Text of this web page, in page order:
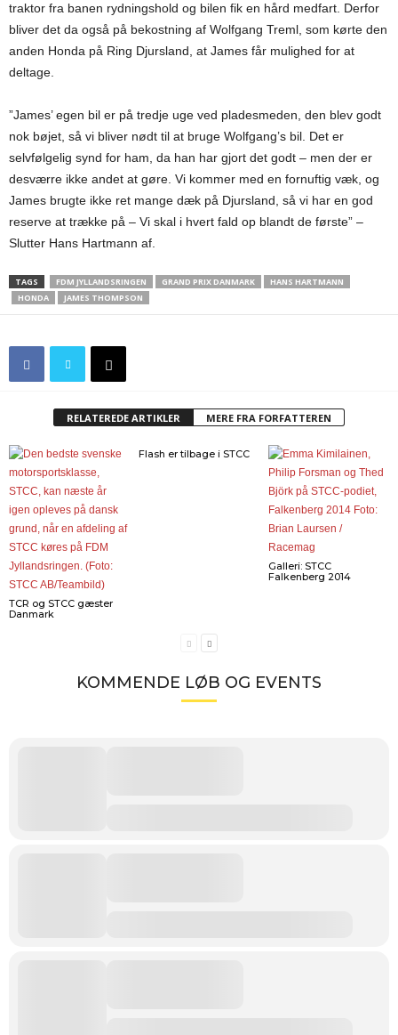
traktor fra banen rydningshold og bilen fik en hård medfart. Derfor
bliver det da også på bekostning af Wolfgang Treml, som kørte den
anden Honda på Ring Djursland, at James får mulighed for at
deltage.
”James’ egen bil er på tredje uge ved pladesmeden, den blev godt
nok bøjet, så vi bliver nødt til at bruge Wolfgang’s bil. Det er
selvfølgelig synd for ham, da han har gjort det godt – men der er
desværre ikke andet at gøre. Vi kommer med en fornuftig væk, og
James brugte ikke ret mange dæk på Djursland, så vi har en god
reserve at trække på – Vi skal i hvert fald op blandt de første” –
Slutter Hans Hartmann af.
TAGS FDM JYLLANDSRINGEN GRAND PRIX DANMARK
HANS HARTMANN
HONDA
JAMES THOMPSON
RELATEREDE ARTIKLER MERE FRA FORFATTEREN
TCR og STCC gæster
Danmark
Flash er tilbage i STCC
Galleri: STCC
Falkenberg 2014
KOMMENDE LØB OG EVENTS